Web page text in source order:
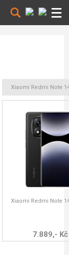
Xiaomi Redmi Note
Xiaomi Redmi Note
7.889,- Kč